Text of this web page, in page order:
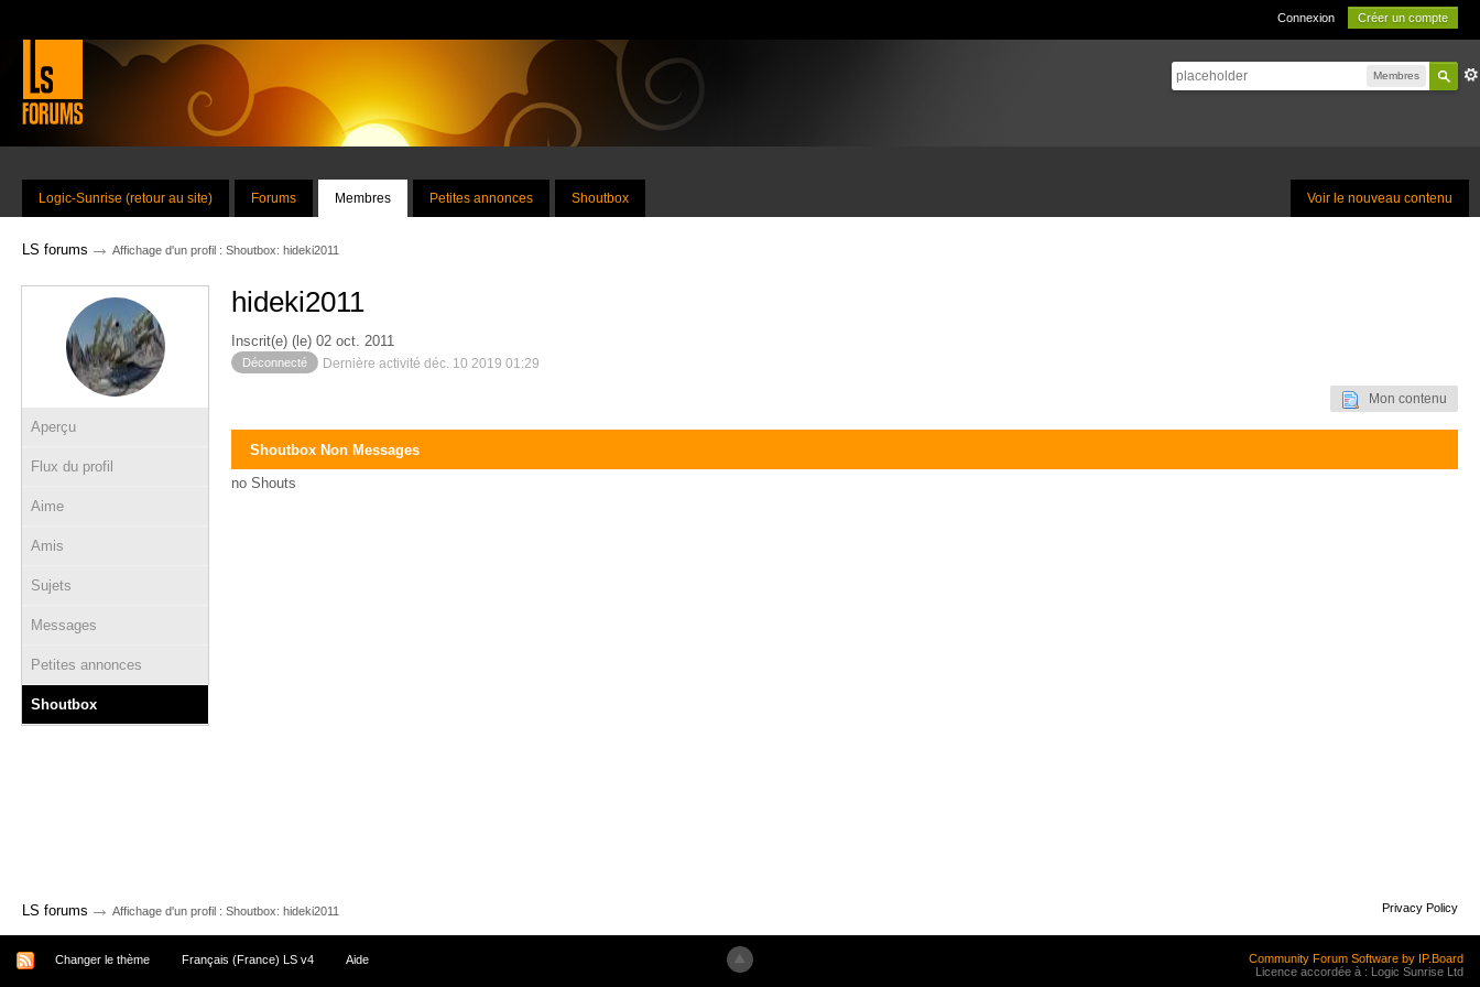
Connexion Créer un compte
Membres
Voir le nouveau contenu
Logic-Sunrise (retour au site) Forums Membres Petites annonces Shoutbox
LS forums → Affichage d'un profil : Shoutbox: hideki2011
Aperçu
Flux du profil
Aime
Amis
Sujets
Messages
Petites annonces
Shoutbox
hideki2011
Inscrit(e) (le) 02 oct. 2011
Déconnecté Dernière activité déc. 10 2019 01:29
Mon contenu
Shoutbox Non Messages
no Shouts
LS forums → Affichage d'un profil : Shoutbox: hideki2011 Privacy Policy
Changer le thème Français (France) LS v4 Aide
Community Forum Software by IP.Board
Licence accordée à : Logic Sunrise Ltd